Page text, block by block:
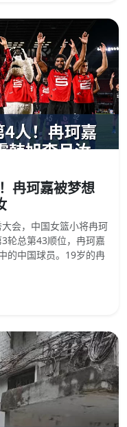
冉珂嘉被梦想
会，中国女篮小将冉珂
轮总第43顺位，冉珂嘉
的中国球员。19岁的冉